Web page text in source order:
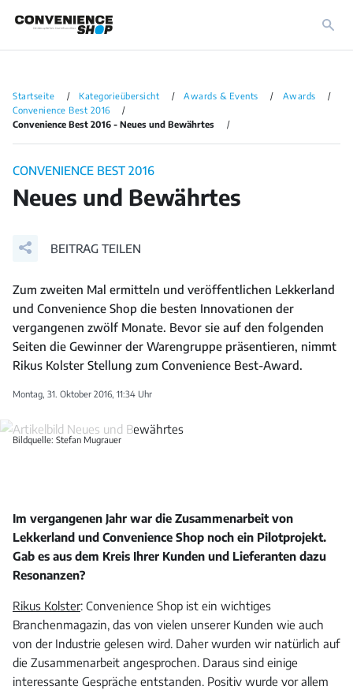
Startseite Kategorieübersicht Awards & Events
Awards
Convenience Best 2016
Convenience Best 2016 - Neues und Bewährtes
CONVENIENCE BEST 2016
Neues und Bewährtes
BEITRAG TEILEN
Zum zweiten Mal ermitteln und veröffentlichen Lekkerland
und Convenience Shop die besten Innovationen der
vergangenen zwölf Monate. Bevor sie auf den folgenden
Seiten die Gewinner der Warengruppe präsentieren, nimmt
Rikus Kolster Stellung zum Convenience Best-Award.
Montag, 31. Oktober 2016, 11:34 Uhr
Bildquelle: Stefan Mugrauer
Im vergangenen Jahr war die Zusammenarbeit von
Lekkerland und Convenience Shop noch ein Pilotprojekt.
Gab es aus dem Kreis Ihrer Kunden und Lieferanten dazu
Resonanzen?
Rikus Kolster: Convenience Shop ist ein wichtiges
Branchenmagazin, das von vielen unserer Kunden wie auch
von der Industrie gelesen wird. Daher wurden wir natürlich auf
die Zusammenarbeit angesprochen. Daraus sind einige
interessante Gespräche entstanden. Positiv wurde vor allem